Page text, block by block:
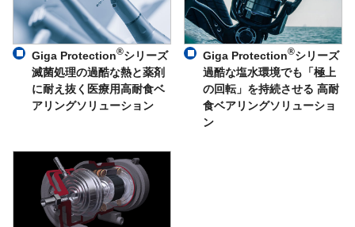
Giga Protection®シリーズ
滅菌処理の過酷な熱と薬剤
に耐え抜く医療用高耐食ベ
アリングソリューション
Giga Protection®シリーズ
過酷な塩水環境でも「極上
の回転」を持続させる 高耐
食ベアリングソリューショ
ン